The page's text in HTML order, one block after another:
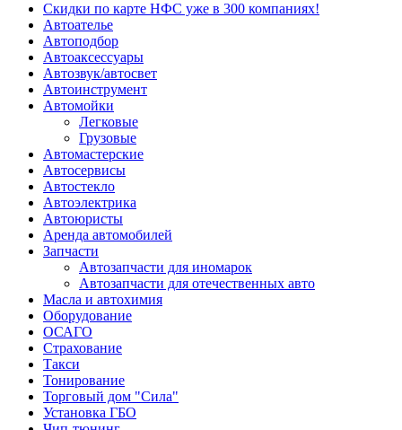
Скидки по карте НФС уже в 300 компаниях!
Автоателье
Автоподбор
Автоаксессуары
Автозвук/автосвет
Автоинструмент
Автомойки
Легковые
Грузовые
Автомастерские
Автосервисы
Автостекло
Автоэлектрика
Автоюристы
Аренда автомобилей
Запчасти
Автозапчасти для иномарок
Автозапчасти для отечественных авто
Масла и автохимия
Оборудование
ОСАГО
Страхование
Такси
Тонирование
Торговый дом "Сила"
Установка ГБО